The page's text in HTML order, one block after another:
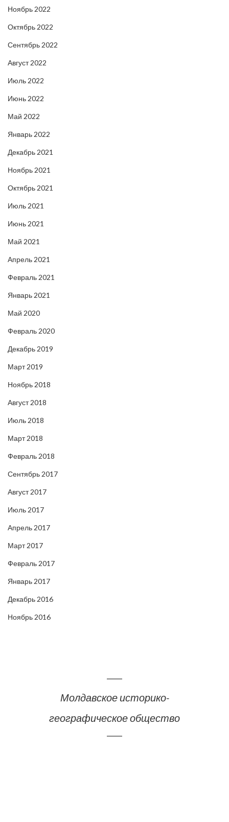
Ноябрь 2022
Октябрь 2022
Сентябрь 2022
Август 2022
Июль 2022
Июнь 2022
Май 2022
Январь 2022
Декабрь 2021
Ноябрь 2021
Октябрь 2021
Июль 2021
Июнь 2021
Май 2021
Апрель 2021
Февраль 2021
Январь 2021
Май 2020
Февраль 2020
Декабрь 2019
Март 2019
Ноябрь 2018
Август 2018
Июль 2018
Март 2018
Февраль 2018
Сентябрь 2017
Август 2017
Июль 2017
Апрель 2017
Март 2017
Февраль 2017
Январь 2017
Декабрь 2016
Ноябрь 2016
Молдавское историко-
географическое общество